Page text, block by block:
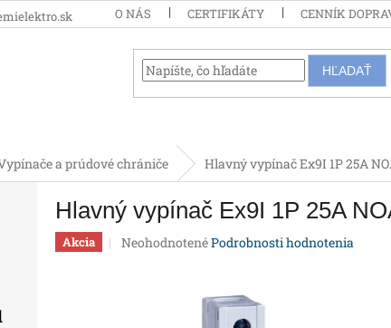
O NÁS CERTIFIKÁTY CENNÍK
HĽADAŤ
a prúdové chrániče Hlavný vypínač Ex9I 1P 25A
Hlavný vypínač Ex9I 1P 25A
Akcia
Priemerné
NeohodnotenéPodrobnosti hodnotenia